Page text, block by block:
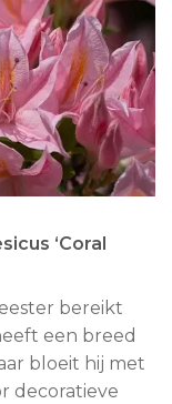
‘Coral
bereikt
een breed
bloeit hij met
decoratieve